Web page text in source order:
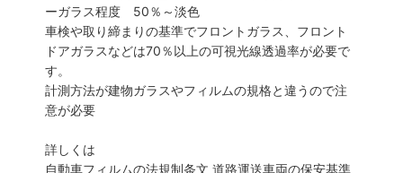
ーガラス程度 50％～淡色
車検や取り締まりの基準でフロントガラス、フロント
ドアガラスなどは70％以上の可視光線透過率が必要で
す。
計測方法が建物ガラスやフィルムの規格と違うので注
意が必要
詳しくは
自動車フィルムの法規制条文 道路運送車両の保安基準